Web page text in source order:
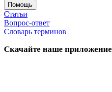
Помощь
Статьи
Вопрос-ответ
Словарь терминов
Скачайте наше приложение